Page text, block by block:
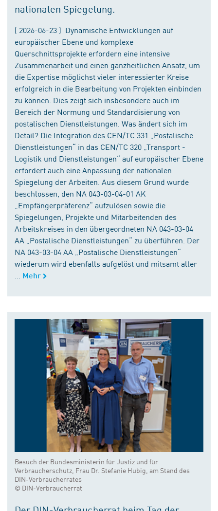
nationalen Spiegelung.
( 2026-06-23 ) Dynamische Entwicklungen auf
europäischer Ebene und komplexe
Querschnittsprojekte erfordern eine intensive
Zusammenarbeit und einen ganzheitlichen Ansatz, um
die Expertise möglichst vieler interessierter Kreise
erfolgreich in die Bearbeitung von Projekten einbinden
zu können. Dies zeigt sich insbesondere auch im
Bereich der Normung und Standardisierung von
postalischen Dienstleistungen. Was ändert sich im
Detail? Die Integration des CEN/TC 331 „Postalische
Dienstleistungen“ in das CEN/TC 320 „Transport -
Logistik und Dienstleistungen“ auf europäischer Ebene
erfordert auch eine Anpassung der nationalen
Spiegelung der Arbeiten. Aus diesem Grund wurde
beschlossen, den NA 043-03-04-01 AK
„Empfängerpräferenz“ aufzulösen sowie die
Spiegelungen, Projekte und Mitarbeitenden des
Arbeitskreises in den übergeordneten NA 043-03-04
AA „Postalische Dienstleistungen“ zu überführen. Der
NA 043-03-04 AA „Postalische Dienstleistungen“
wiederum wird ebenfalls aufgelöst und mitsamt aller
Mehr
Besuch der Bundesministerin für Justiz und für
Verbraucherschutz, Frau Dr. Stefanie Hubig, am Stand des
DIN-Verbraucherrates
© DIN-Verbraucherrat